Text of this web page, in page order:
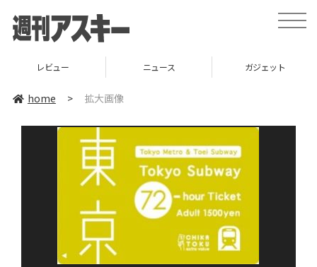
toggle
レビュー ニュース ガジェット
home > 拡大画像